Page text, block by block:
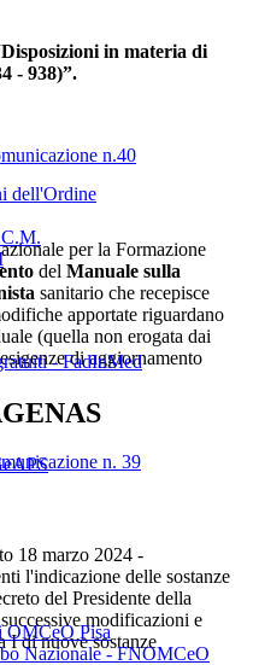
dell'Ordine
- FadInMed
OMCeO Pisa
Nazionale - FNOMCeO
in materia di
- 938)”.
per la Formazione
del Manuale sulla
sanitario che recepisce
apportate riguardano
(quella non erogata dai
di aggiornamento
18 marzo 2024 -
l'indicazione delle sostanze
del Presidente della
modificazioni e
I di nuove sostanze